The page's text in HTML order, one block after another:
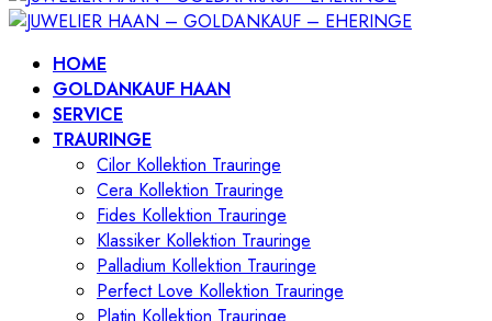
HOME
GOLDANKAUF HAAN
SERVICE
TRAURINGE
Cilor Kollektion Trauringe
Cera Kollektion Trauringe
Fides Kollektion Trauringe
Klassiker Kollektion Trauringe
Palladium Kollektion Trauringe
Perfect Love Kollektion Trauringe